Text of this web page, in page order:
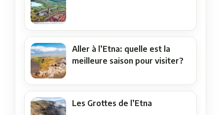
Aller à l’Etna: quelle est la
meilleure saison pour visiter?
Les Grottes de l’Etna